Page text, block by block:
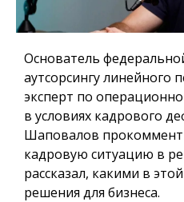
Основатель
аутсорсингу линейного
эксперт по
в условиях кадрового
Шаповалов
кадровую ситуацию в
рассказал, какими в
решения для бизнеса.